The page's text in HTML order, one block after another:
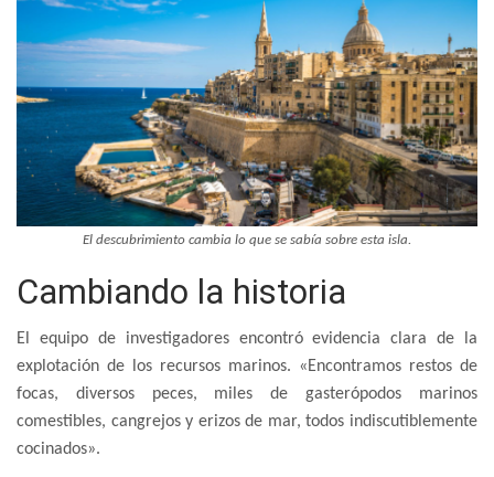
El descubrimiento cambia lo que se sabía sobre esta isla.
Cambiando la historia
El equipo de investigadores encontró evidencia clara de la
explotación de los recursos marinos. «Encontramos restos de
focas, diversos peces, miles de gasterópodos marinos
comestibles, cangrejos y erizos de mar, todos indiscutiblemente
cocinados».